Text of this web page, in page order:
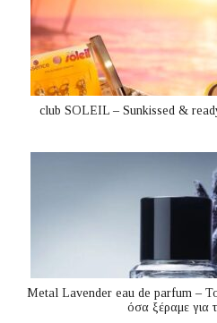
club SOLEIL – Sunkissed &
Metal Lavender eau de parfum –
όσα ξέραμε για